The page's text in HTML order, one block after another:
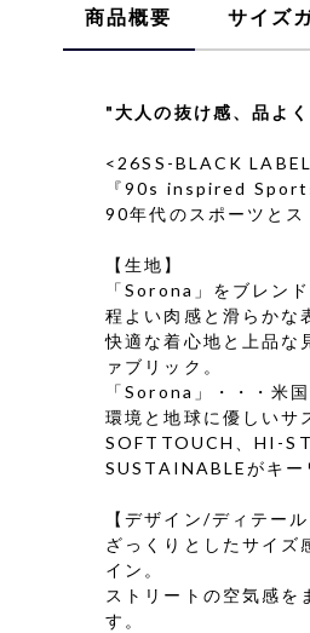
商品概要 サイズ
"大人の抜け感、品よ
<26SS-BLACK
『90s inspired
90年代のスポーツと
【生地】
「Sorona」をブレン
程よい肉感と滑らかな
快適な着心地と上品な
ァブリック。
「Sorona」・・・米
環境と地球に優しいサ
SOFTTOUCH、HI-
SUSTAINABLEがキー
【デザイン/ディテール
ざっくりとしたサイズ
イン。
ストリートの空気感を
す。